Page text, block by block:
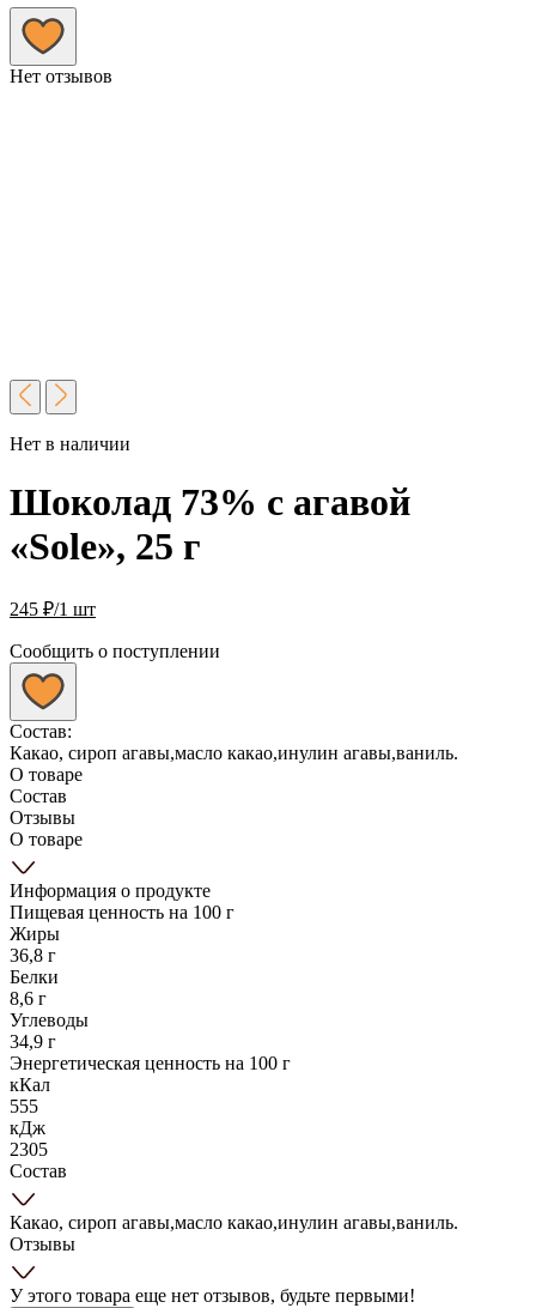
Нет отзывов
Нет в наличии
Шоколад 73% с агавой
«Sole», 25 г
245 ₽/1 шт
Сообщить о поступлении
Состав:
Какао, сироп агавы,масло какао,инулин агавы,ваниль.
О товаре
Состав
Отзывы
О товаре
Информация о продукте
Пищевая ценность на 100 г
Жиры
36,8 г
Белки
8,6 г
Углеводы
34,9 г
Энергетическая ценность на 100 г
кКал
555
кДж
2305
Состав
Какао, сироп агавы,масло какао,инулин агавы,ваниль.
Отзывы
У этого товара еще нет отзывов, будьте первыми!